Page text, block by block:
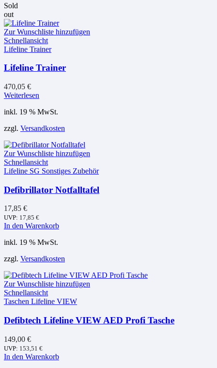
Sold
out
Zur Wunschliste hinzufügen
Schnellansicht
Lifeline Trainer
Lifeline Trainer
470,05 €
Weiterlesen
inkl. 19 % MwSt.
zzgl. Versandkosten
Zur Wunschliste hinzufügen
Schnellansicht
Lifeline SG Sonstiges Zubehör
Defibrillator Notfalltafel
17,85 €
UVP: 17,85 €
In den Warenkorb
inkl. 19 % MwSt.
zzgl. Versandkosten
Zur Wunschliste hinzufügen
Schnellansicht
Taschen Lifeline VIEW
Defibtech Lifeline VIEW AED Profi Tasche
149,00 €
UVP: 153,51 €
In den Warenkorb